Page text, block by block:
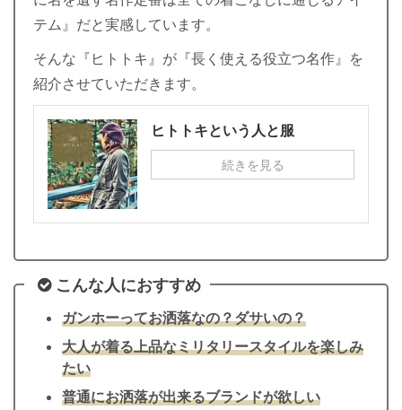
テム』だと実感しています。
そんな『ヒトトキ』が『長く使える役立つ名作』を
紹介させていただきます。
ヒトトキという人と服
続きを見る
こんな人におすすめ
ガンホーってお洒落なの？ダサいの？
大人が着る上品なミリタリースタイルを楽しみ
たい
普通にお洒落が出来るブランドが欲しい